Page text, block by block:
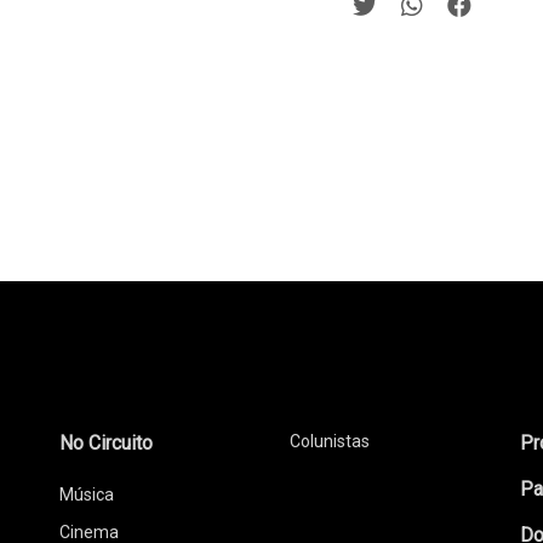
No Circuito
Música
Cinema
Colunistas